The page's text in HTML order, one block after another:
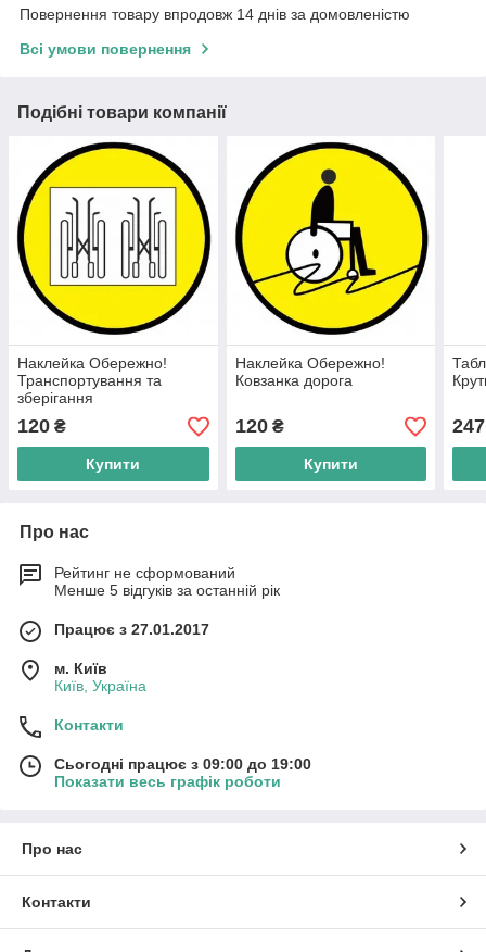
Повернення товару впродовж 14 днів за домовленістю
Всі умови повернення
Подібні товари компанії
Наклейка Обережно!
Транспортування та
зберігання
120 ₴
Купити
Наклейка Обережно!
Ковзанка дорога
120₴
Купити
247
Про нас
Рейтинг не сформований
Менше 5 відгуків за останній рік
Працює з 27.01.2017
м. Київ
Київ, Україна
Контакти
Сьогодні працює з 09:00 до 19:00
Показати весь графік роботи
Про нас
Контакти